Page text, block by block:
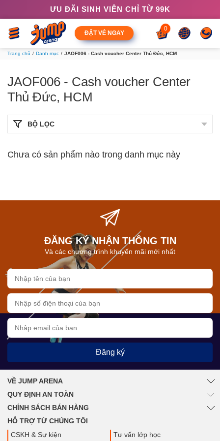
ƯU ĐÃI SINH VIÊN CHỈ TỪ 99K
ĐẶT VÉ NGAY
0
Trang chủ Danh mục JAOF006 - Cash voucher Center Thủ Đức, HCM
JAOF006 - Cash voucher Center
Thủ Đức, HCM
BỘ LỌC
Chưa có sản phẩm nào trong danh mục này
ĐĂNG KÝ NHẬN THÔNG TIN
Và các chương trình khuyến mãi mới nhất
Đăng ký
VỀ JUMP ARENA
QUY ĐỊNH AN TOÀN
CHÍNH SÁCH BÁN HÀNG
HỖ TRỢ TỪ CHÚNG TÔI
CSKH & Sự kiện
Tư vấn lớp học